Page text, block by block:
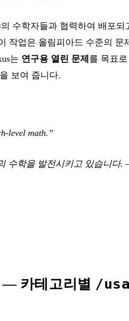
수학자들과 협력하여 배포
작업은 올림피아드 수준의 문
는 연구용 열린 문제 를 목표
보여 줍니다.
level math.”
수학을 발전시키고 있습니다.
— 카테고리별 /